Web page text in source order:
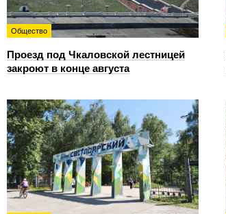
Общество
Проезд под Чкаловской лестницей
закроют в конце августа